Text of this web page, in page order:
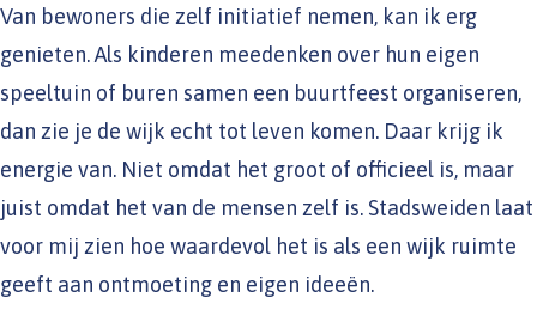
Van bewoners die zelf initiatief nemen, kan ik erg
genieten. Als kinderen meedenken over hun eigen
speeltuin of buren samen een buurtfeest organiseren,
dan zie je de wijk echt tot leven komen. Daar krijg ik
energie van. Niet omdat het groot of officieel is, maar
juist omdat het van de mensen zelf is. Stadsweiden laat
voor mij zien hoe waardevol het is als een wijk ruimte
geeft aan ontmoeting en eigen ideeën.